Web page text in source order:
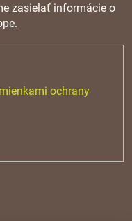
zasielať informácie o
ochrany